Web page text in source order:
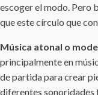
escoger el modo. Pero
que este círculo que
Música atonal o
principalmente en
de partida para crear
diferentes sonoridades